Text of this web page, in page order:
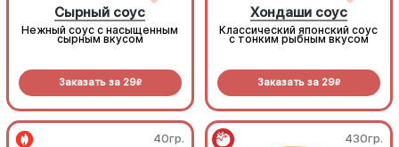
Сырный соус
Нежный соус с насыщенным
сырным вкусом
Заказать за 29R
Хондаши соус
Классический японский соус
с тонким рыбным вкусом
Заказать за 29R
40гр. 430гр.